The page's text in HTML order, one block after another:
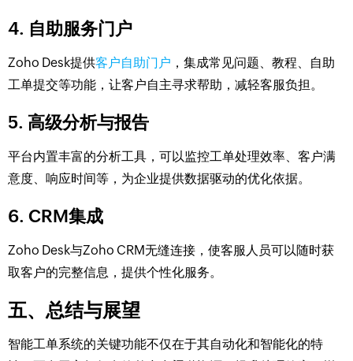
4. 自助服务门户
Zoho Desk提供客户自助门户 ，集成常见问题、教程、自助
工单提交等功能，让客户自主寻求帮助，减轻客服负担。
5. 高级分析与报告
平台内置丰富的分析工具，可以监控工单处理效率、客户满
意度、响应时间等，为企业提供数据驱动的优化依据。
6. CRM集成
Zoho Desk与Zoho CRM无缝连接，使客服人员可以随时获
取客户的完整信息，提供个性化服务。
五、总结与展望
智能工单系统的关键功能不仅在于其自动化和智能化的特